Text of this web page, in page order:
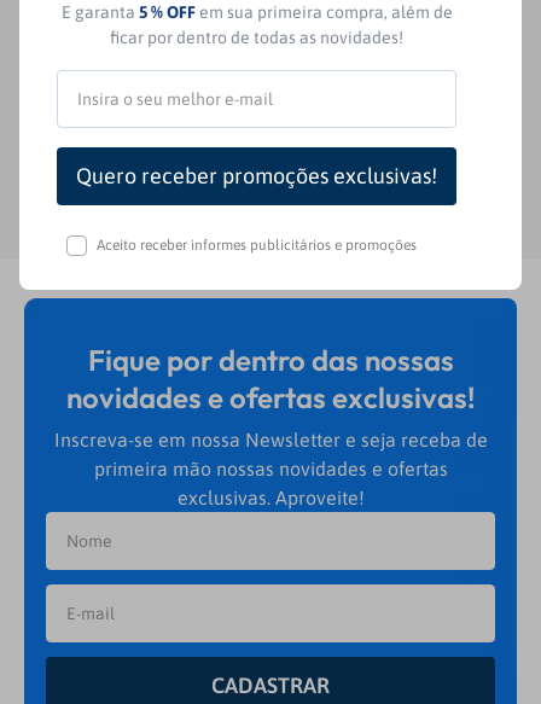
E garanta 5 % OFFem sua primeira compra, além de
ficar por dentro de todas as novidades!
Aceito receber informes publicitários e promoções
Nenhuma avaliação
Fique por dentro das nossas
novidades e ofertas exclusivas!
Inscreva-se em nossa Newsletter e seja receba de
primeira mão nossas novidades e ofertas
exclusivas. Aproveite!
CADASTRAR